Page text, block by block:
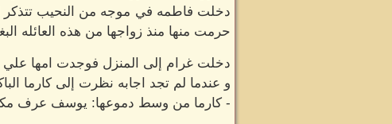
دخلت فاطمه في موجه من النحيب تتذكر
حرمت منها منذ زواجها من هذه العائله
دخلت غرام إلى المنزل فوجدت امها علي
و عندما لم تجد اجابه نظرت إلى كارما
- كارما من وسط دموعها: يوسف عرف مكان